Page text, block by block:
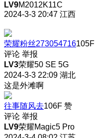
LV9M2012K11C
2024-3-3 20:47 江西
荣耀粉丝273054716105F
评论 举报
LV3荣耀50 SE 5G
2024-3-3 22:09 湖北
这是外滩啊
往事随风去106F 赞
评论 举报
LV9荣耀Magic5 Pro